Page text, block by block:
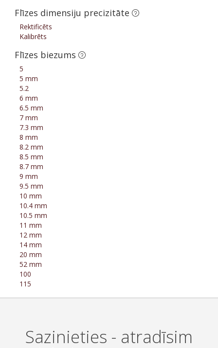
Flīzes dimensiju precizitāte
Rektificēts
Kalibrēts
Flīzes biezums
5
5 mm
5.2
6 mm
6.5 mm
7 mm
7.3 mm
8 mm
8.2 mm
8.5 mm
8.7 mm
9 mm
9.5 mm
10 mm
10.4 mm
10.5 mm
11 mm
12 mm
14 mm
20 mm
52 mm
100
115
Sazinieties - atradīsim